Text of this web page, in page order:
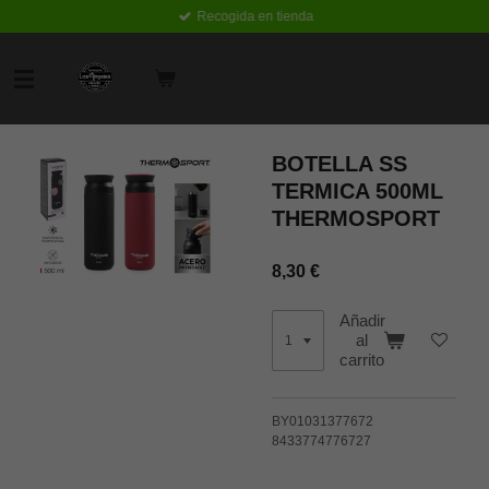
Recogida en tienda
BOTELLA SS
TERMICA 500ML
THERMOSPORT
8,30 €
Añadir
al
carrito
BY01031377672
8433774776727